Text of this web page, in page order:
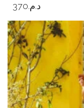
د.م.370